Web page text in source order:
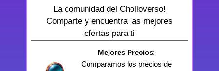
La comunidad del Cholloverso!
Comparte y encuentra las mejores
ofertas para ti
Mejores Precios:
Comparamos los precios de